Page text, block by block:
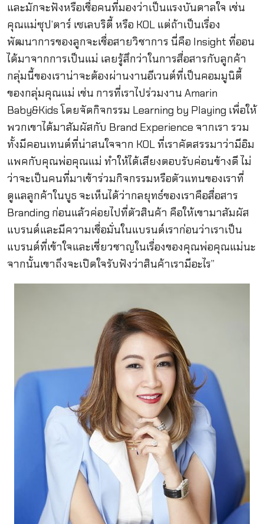
และมักจะฟังหรือเชื่อคนที่มองว่าเป็นแรงบันดาลใจ เช่น
คุณแม่ซุป’ตาร์ เซเลบริตี้ หรือ KOL แต่ถ้าเป็นเรื่อง
พัฒนาการของลูกจะเชื่อสายวิชาการ นี่คือ Insight ที่ออน
ได้มาจากการเป็นแม่ เลยรู้สึกว่าในการสื่อสารกับลูกค้า
กลุ่มนี้ของเราน่าจะต้องผ่านงานอีเวนต์ที่เป็นคอมมูนิตี้
ของกลุ่มคุณแม่ เช่น การที่เราไปร่วมงาน Amarin
Baby&Kids โดยจัดกิจกรรม Learning by Playing เพื่อให้
พวกเขาได้มาสัมผัสกับ Brand Experience จากเรา รวม
ทั้งมีคอนเทนต์ที่น่าสนใจจาก KOL ที่เราคัดสรรมาว่ามีอิม
แพคกับคุณพ่อคุณแม่ ทำให้ได้เสียงตอบรับค่อนข้างดี ไม่
ว่าจะเป็นคนที่มาเข้าร่วมกิจกรรมหรือตัวแทนของเราที่
ดูแลลูกค้าในบูธ จะเห็นได้ว่ากลยุทธ์ของเราคือสื่อสาร
Branding ก่อนแล้วค่อยไปที่ตัวสินค้า คือให้เขามาสัมผัส
แบรนด์และมีความเชื่อมั่นในแบรนด์เราก่อนว่าเราเป็น
แบรนด์ที่เข้าใจและเชี่ยวชาญในเรื่องของคุณพ่อคุณแม่นะ
จากนั้นเขาถึงจะเปิดใจรับฟังว่าสินค้าเรามีอะไร”